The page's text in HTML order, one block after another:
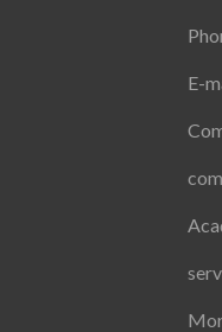
E-